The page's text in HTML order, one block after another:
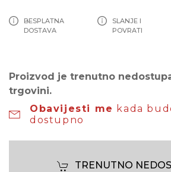
BESPLATNA
DOSTAVA
SLANJE I
POVRATI
Proizvod je trenutno
trgovini.
Obavijesti me kada
dostupno
TRENUTNO